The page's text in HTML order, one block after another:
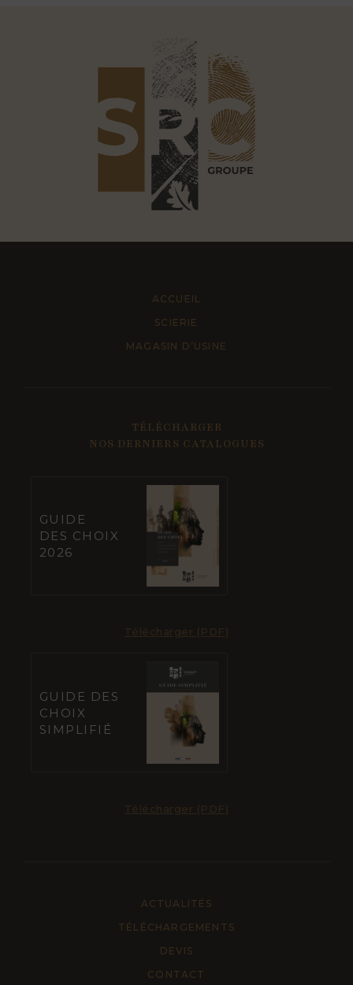
ACCUEIL
SCIERIE
MAGASIN D’USINE
TÉLÉCHARGER
NOS DERNIERS CATALOGUES
GUIDE
DES CHOIX
2026
Télécharger (PDF)
GUIDE DES
CHOIX
SIMPLIFIÉ
Télécharger (PDF)
ACTUALITÉS
TÉLÉCHARGEMENTS
DEVIS
CONTACT